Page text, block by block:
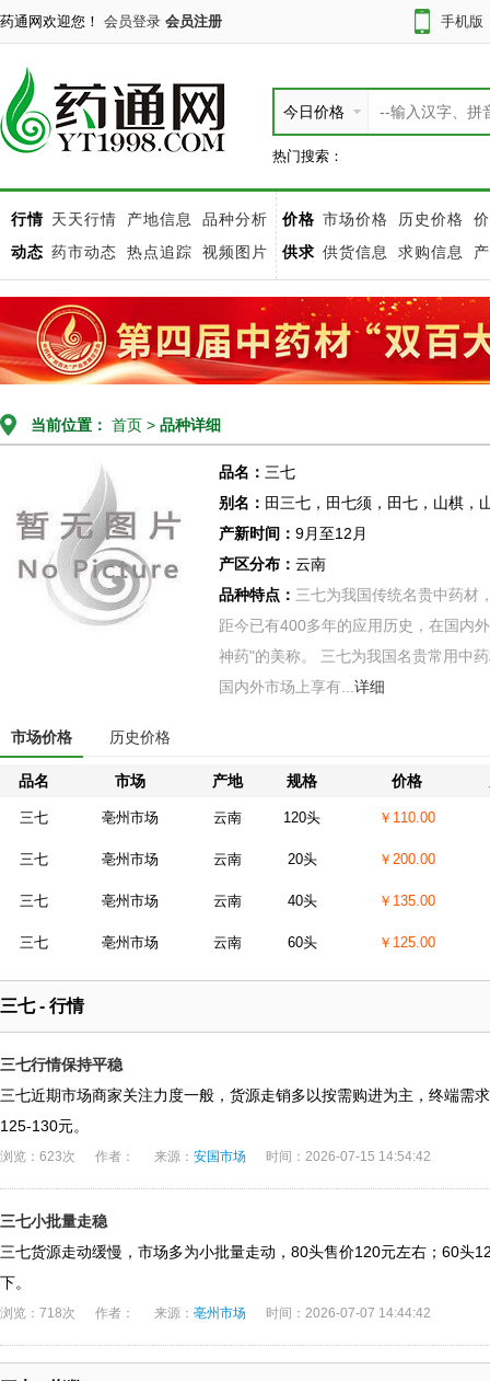
药通网欢迎您！ 会员登录 会员注册 手机版
今日价格
热门搜索：
行情 天天行情 产地信息
品种分析
动态 药市动态 热点追踪 视频图片
价格 市场价格 历史价格
供求 供货信息 求购信息
当前位置： 首页 > 品种详细
品名： 三七
别名： 田三七，田七须，田七，山棋，
产新时间： 9月至12月
产区分布： 云南
品种特点： 三七为我国传统名贵中药材
距今已有400多年的应用历史，在国内
神药"的美称。 三七为我国名贵常用中
国内外市场上享有... 详细
市场价格 历史价格
品名 市场 产地 规格 价格
三七 亳州市场 云南 120头 ￥110.00
三七 亳州市场 云南 20头 ￥200.00
三七 亳州市场 云南 40头 ￥135.00
三七 亳州市场 云南 60头 ￥125.00
三七 - 行情
三七行情保持平稳
三七近期市场商家关注力度一般，货源走销多以按需购进为主，终端需
125-130元。
浏览：623次 作者： 来源： 安国市场 时间：2026-07-15 14:54:42
三七小批量走稳
三七货源走动缓慢，市场多为小批量走动，80头售价120元左右；60头
下。
浏览：718次 作者： 来源： 亳州市场 时间：2026-07-07 14:44:42